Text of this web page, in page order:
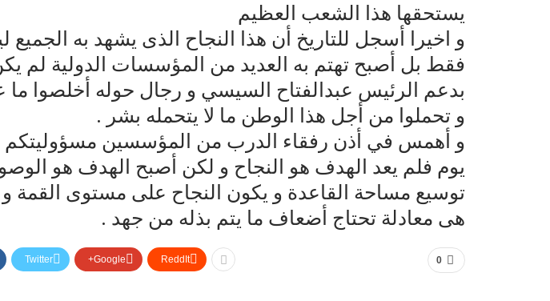
يستحقها هذا الشعب العظيم
و اخيرا أسجل للتاريخ أن هذا النجاح الذى يشهد به
فقط بل أصبح تهتم به العديد من المؤسسات الدولية لم
بدعم الرئيس عبدالفتاح السيسي و رجال حوله أخلصوا ما
و تحملوا من أجل هذا الوطن ما لا يتحمله بشر .
و أهمس في أذن رفقاء الدرب من المؤسسين مسؤوليتكم
يوم فلم يعد الهدف هو النجاح و لكن أصبح الهدف هو
توسيع مساحة القاعدة و يكون النجاح على مستوى القمة و
هى معادلة تحتاج أضعاف ما يتم بذله من جهد .
0
Twitter Google+ ReddIt